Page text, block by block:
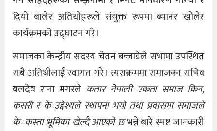
दियो बालेर अतिथीहरूले संयुक्त रूपमा ब्यानर खोलेर
कार्यक्रमको उद्घाटन गरे।
समाजका केन्द्रीय सदस्य चेतन बन्जाडेले सभामा उपस्थित
सबै अतिथीलाई स्वागत गरे। त्यसक्रममा समाजका सचिव
बलदेव राना मगरले कतार नेपाली एकता समाज किन,
कसरी र के उद्देश्यले स्थापना भयो तथा प्रवासमा समाजले
के–कस्ता भूमिका खेल्दै आएको छभन्ने बारे स्पष्ट जानकारी